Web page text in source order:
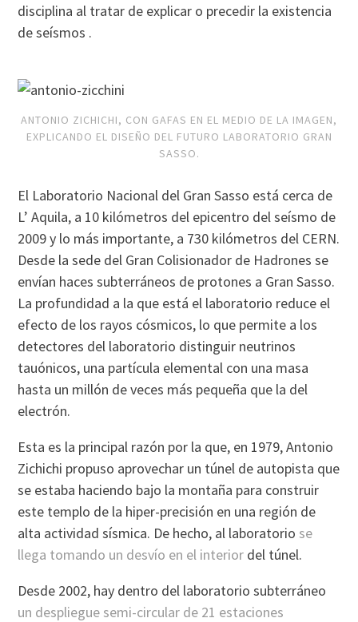
disciplina al tratar de explicar o precedir la existencia
de seísmos .
ANTONIO ZICHICHI, CON GAFAS EN EL MEDIO DE LA IMAGEN,
EXPLICANDO EL DISEÑO DEL FUTURO LABORATORIO GRAN
SASSO.
El Laboratorio Nacional del Gran Sasso está cerca de
L’ Aquila, a 10 kilómetros del epicentro del seísmo de
2009 y lo más importante, a 730 kilómetros del CERN.
Desde la sede del Gran Colisionador de Hadrones se
envían haces subterráneos de protones a Gran Sasso.
La profundidad a la que está el laboratorio reduce el
efecto de los rayos cósmicos, lo que permite a los
detectores del laboratorio distinguir neutrinos
tauónicos, una partícula elemental con una masa
hasta un millón de veces más pequeña que la del
electrón.
Esta es la principal razón por la que, en 1979, Antonio
Zichichi propuso aprovechar un túnel de autopista que
se estaba haciendo bajo la montaña para construir
este templo de la hiper-precisión en una región de
alta actividad sísmica. De hecho, al laboratorio se
llega tomando un desvío en el interior del túnel.
Desde 2002, hay dentro del laboratorio subterráneo
un despliegue semi-circular de 21 estaciones